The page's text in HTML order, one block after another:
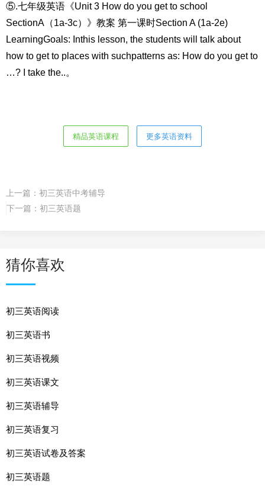
⑤.七年级英语《Unit 3 How do you get to school
SectionA（1a-3c）》教案 第一课时Section A (1a-2e)
LearningGoals: Inthis lesson, the students will talk about
how to get to places with suchpatterns as: How do you get to
…? I take the..。
精品英语课程 更多英语资料
上一篇： 初三英语中考辅导
下一篇： 初三英语题
猜你喜欢
初三英语阅读
初三英语书
初三英语视频
初三英语课文
初三英语辅导
初三英语复习
初三英语试卷及答案
初三英语题